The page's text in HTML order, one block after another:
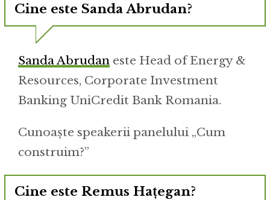
Cine este Sanda Abrudan?
Sanda Abrudan este Head of Energy &
Resources, Corporate Investment
Banking UniCredit Bank Romania.
Cunoaște speakerii panelului „Cum
construim?”
Cine este Remus Hațegan?